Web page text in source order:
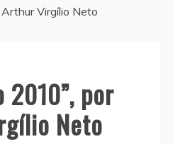
Virgílio Neto
2010”, por
Neto